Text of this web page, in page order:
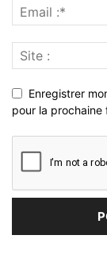
Enregistrer
pour la prochaine